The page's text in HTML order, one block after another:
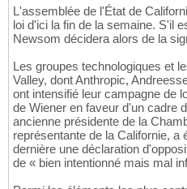
L'assemblée de l'État de
loi d'ici la fin de la semaine. S'il
Newsom décidera alors de la
Les groupes technologiques et
Valley, dont Anthropic,
ont intensifié leur campagne de
de Wiener en faveur d'un cadre
ancienne présidente de la
représentante de la Californie, a
dernière une déclaration
de « bien intentionné mais mal